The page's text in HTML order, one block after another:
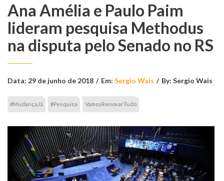
Ana Amélia e Paulo Paim
lideram pesquisa Methodus
na disputa pelo Senado no RS
Data: 29 de junho de 2018 / Em: Sergio Wais / By: Sergio Wais
#MudançaJá #Pesquisa VamosRenovarTudo